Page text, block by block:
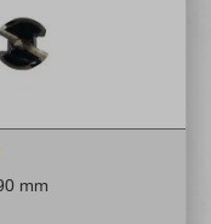
di 5 su 5 stelle
mm